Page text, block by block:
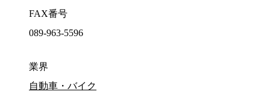
FAX番号
089-963-5596
業界
自動車・バイク